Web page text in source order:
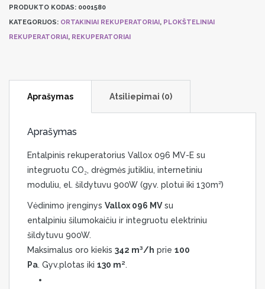
PRODUKTO KODAS: 0001580
KATEGORIJOS: ORTAKINIAI REKUPERATORIAI, PLOKŠTELINIAI
REKUPERATORIAI, REKUPERATORIAI
Aprašymas Atsiliepimai (0)
Aprašymas
Entalpinis rekuperatorius Vallox 096 MV-E su
integruotu CO₂, drėgmės jutikliu, internetiniu
moduliu, el. šildytuvu 900W (gyv. plotui iki 130m²)
Vėdinimo įrenginys Vallox 096 MVsu
entalpiniu šilumokaičiu ir integruotu elektriniu
šildytuvu 900W.
Maksimalus oro kiekis 342 m³/h prie 100
Pa. Gyv.plotas iki 130 m².